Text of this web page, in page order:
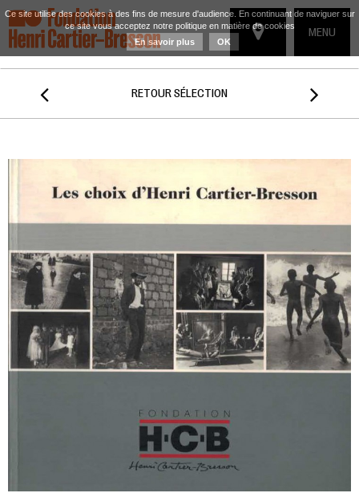
TOGGLE
MENU
 RETOUR SÉLECTION 
Ce site utilise des cookies à des fins de mesure d'audience. En continuant de naviguer sur
ce site vous acceptez notre politique en matière de cookies
En savoir plus
OK